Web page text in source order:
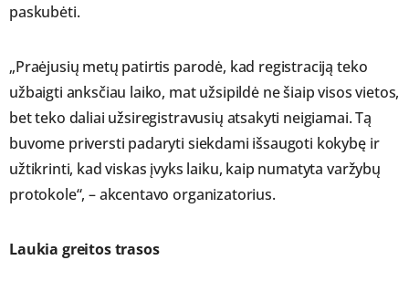
paskubėti.
„Praėjusių metų patirtis parodė, kad registraciją teko
užbaigti anksčiau laiko, mat užsipildė ne šiaip visos vietos,
bet teko daliai užsiregistravusių atsakyti neigiamai. Tą
buvome priversti padaryti siekdami išsaugoti kokybę ir
užtikrinti, kad viskas įvyks laiku, kaip numatyta varžybų
protokole“, – akcentavo organizatorius.
Laukia greitos trasos